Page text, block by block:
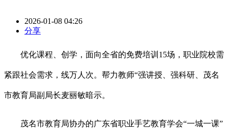
2026-01-08 04:26
分享
优化课程、创学，面向全省的免费培训15场，职业院校需
紧跟社会需求，线万人次。帮力教师“强讲授、强科研、茂名
市教育局副局长麦丽敏暗示。
茂名市教育局协办的广东省职业手艺教育学会“一城一课”